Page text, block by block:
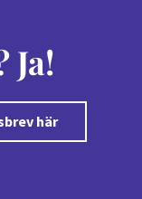
Ja!
här